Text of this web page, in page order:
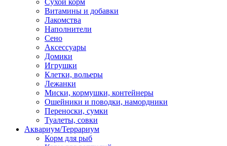
Сухой корм
Витамины и добавки
Лакомства
Наполнители
Сено
Аксессуары
Домики
Игрушки
Клетки, вольеры
Лежанки
Миски, кормушки, контейнеры
Ошейники и поводки, намордники
Переноски, сумки
Туалеты, совки
Аквариум/Террариум
Корм для рыб